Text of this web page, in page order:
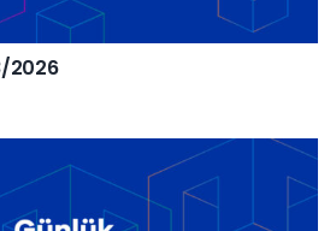
2026